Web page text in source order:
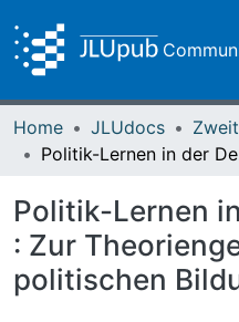
Home JLUdocs
Politik-Lernen
: Zur
politischen